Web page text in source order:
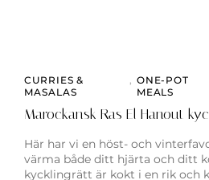
CURRIES &
MASALAS
, ONE-POT
MEALS
Marockansk Ras El Hanout
Här har vi en höst- och
värma både ditt hjärta och ditt
kycklingrätt är kokt i en rik och